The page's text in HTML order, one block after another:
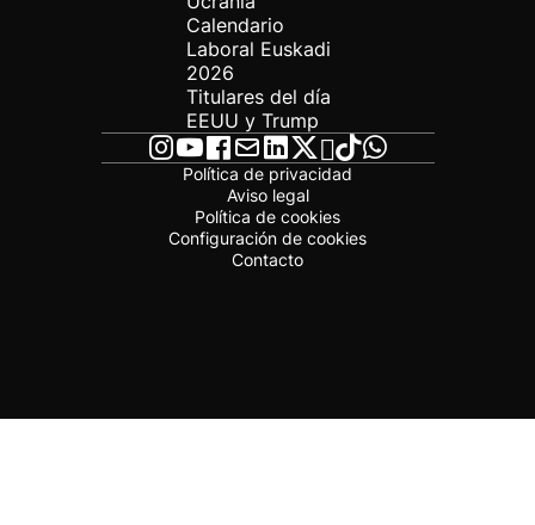
Calendario
Laboral Euskadi
2026
Titulares del día
EEUU y Trump
Política de privacidad
Aviso legal
Política de cookies
Configuración de cookies
Contacto